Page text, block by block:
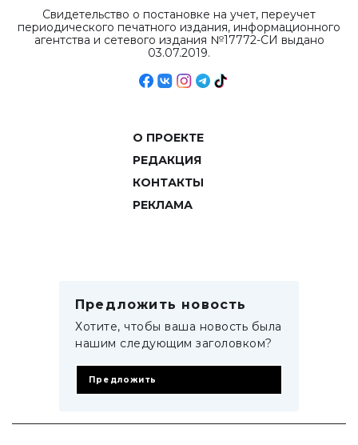
Свидетельство о постановке на учет, переучет
периодического печатного издания, информационного
агентства и сетевого издания №17772-СИ выдано
03.07.2019.
О ПРОЕКТЕ
РЕДАКЦИЯ
КОНТАКТЫ
РЕКЛАМА
Предложить новость
Хотите, чтобы ваша новость была
нашим следующим заголовком?
Предложить